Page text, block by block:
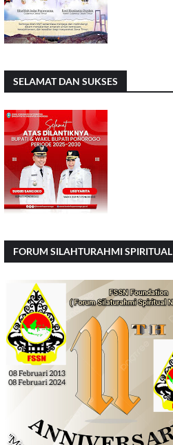
SELAMAT DAN SUKSES
FORUM SILAHTURAHMI SPIRITUAL